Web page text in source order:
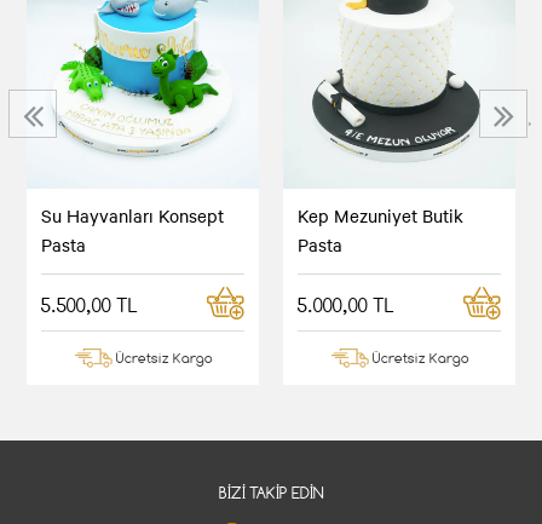
Su Hayvanları Konsept
Pasta
5.500,00 TL
Ücretsiz Kargo
Kep Mezuniyet Butik
Pasta
5.000,00 TL
Ücretsiz Kargo
‹ ›
BIZI TAKIP EDIN